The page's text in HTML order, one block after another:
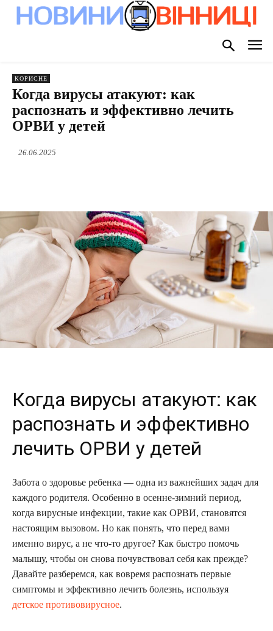
КОРИСНЕ
Когда вирусы атакуют: как
распознать и эффективно лечить
ОРВИ у детей
26.06.2025
Когда вирусы атакуют: как
распознать и эффективно
лечить ОРВИ у детей
Забота о здоровье ребенка — одна из важнейших задач для
каждого родителя. Особенно в осенне-зимний период,
когда вирусные инфекции, такие как ОРВИ, становятся
настоящим вызовом. Но как понять, что перед вами
именно вирус, а не что-то другое? Как быстро помочь
малышу, чтобы он снова почувствовал себя как прежде?
Давайте разберемся, как вовремя распознать первые
симптомы и эффективно лечить болезнь, используя
детское противовирусное.